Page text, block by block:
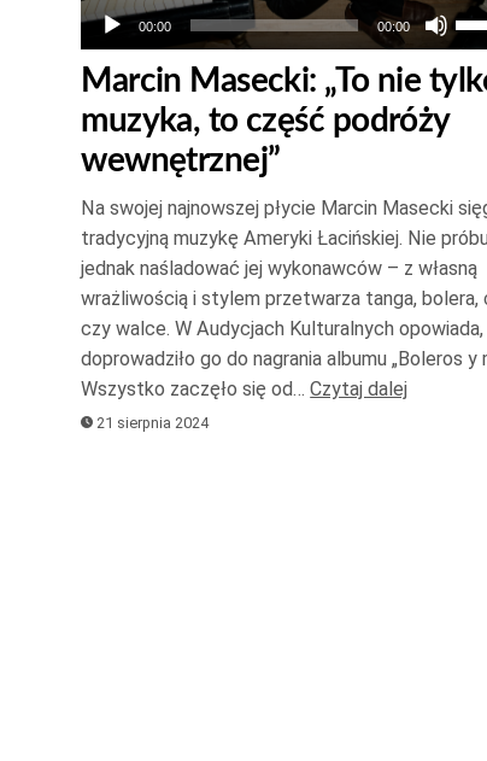
00:00 00:00
do
lub
Marcin Masecki: „To nie
muzyka, to część podróży
wewnętrznej”
Na swojej najnowszej płycie Marcin Masecki
tradycyjną muzykę Ameryki Łacińskiej. Nie
jednak naśladować jej wykonawców – z własną
wrażliwością i stylem przetwarza tanga, bolera,
czy walce. W Audycjach Kulturalnych
doprowadziło go do nagrania albumu „Boleros y
Wszystko zaczęło się od…Czytaj dalej
21 sierpnia 2024